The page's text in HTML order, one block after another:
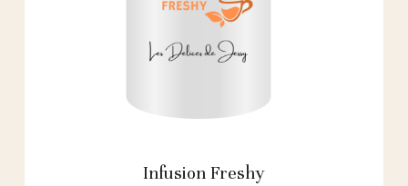
Infusion Freshy